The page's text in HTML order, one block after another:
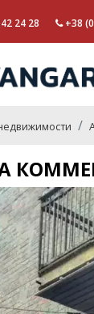
24 28 +38